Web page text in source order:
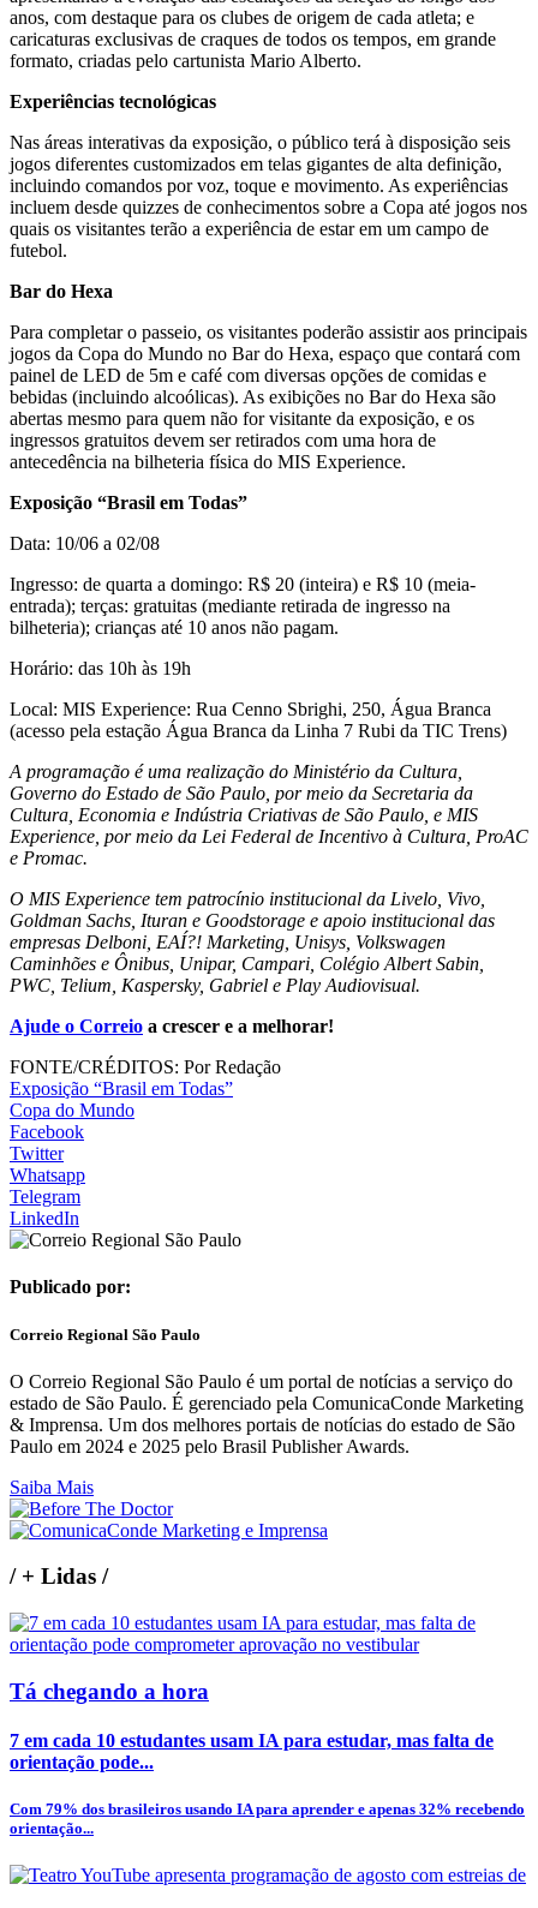
anos, com destaque para os clubes de origem de cada atleta; e
caricaturas exclusivas de craques de todos os tempos, em grande
formato, criadas pelo cartunista Mario Alberto.
Experiências tecnológicas
Nas áreas interativas da exposição, o público terá à disposição seis
jogos diferentes customizados em telas gigantes de alta definição,
incluindo comandos por voz, toque e movimento. As experiências
incluem desde quizzes de conhecimentos sobre a Copa até jogos nos
quais os visitantes terão a experiência de estar em um campo de
futebol.
Bar do Hexa
Para completar o passeio, os visitantes poderão assistir aos principais
jogos da Copa do Mundo no Bar do Hexa, espaço que contará com
painel de LED de 5m e café com diversas opções de comidas e
bebidas (incluindo alcoólicas). As exibições no Bar do Hexa são
abertas mesmo para quem não for visitante da exposição, e os
ingressos gratuitos devem ser retirados com uma hora de
antecedência na bilheteria física do MIS Experience.
Exposição “Brasil em Todas”
Data: 10/06 a 02/08
Ingresso: de quarta a domingo: R$ 20 (inteira) e R$ 10 (meia-
entrada); terças: gratuitas (mediante retirada de ingresso na
bilheteria); crianças até 10 anos não pagam.
Horário: das 10h às 19h
Local: MIS Experience: Rua Cenno Sbrighi, 250, Água Branca
(acesso pela estação Água Branca da Linha 7 Rubi da TIC Trens)
A programação é uma realização do Ministério da Cultura,
Governo do Estado de São Paulo, por meio da Secretaria da
Cultura, Economia e Indústria Criativas de São Paulo, e MIS
Experience, por meio da Lei Federal de Incentivo à Cultura, ProAC
e Promac.
O MIS Experience tem patrocínio institucional da Livelo, Vivo,
Goldman Sachs, Ituran e Goodstorage e apoio institucional das
empresas Delboni, EAÍ?! Marketing, Unisys, Volkswagen
Caminhões e Ônibus, Unipar, Campari, Colégio Albert Sabin,
PWC, Telium, Kaspersky, Gabriel e Play Audiovisual.
Ajude o Correio a crescer e a melhorar!
FONTE/CRÉDITOS: Por Redação
Exposição “Brasil em Todas”
Copa do Mundo
Facebook
Twitter
Whatsapp
Telegram
LinkedIn
Publicado por:
Correio Regional São Paulo
O Correio Regional São Paulo é um portal de notícias a serviço do
estado de São Paulo. É gerenciado pela ComunicaConde Marketing
& Imprensa. Um dos melhores portais de notícias do estado de São
Paulo em 2024 e 2025 pelo Brasil Publisher Awards.
Saiba Mais
/+ Lidas /
Tá chegando a hora
7 em cada 10 estudantes usam IA para estudar, mas falta de
orientação pode...
Com 79% dos brasileiros usando IA para aprender e apenas 32% recebendo
orientação...